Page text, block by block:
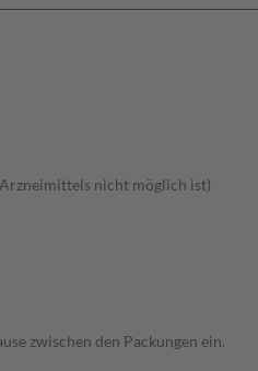
nicht möglich ist)
zwischen den Packungen ein.